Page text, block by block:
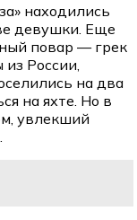
находились
девушки. Еще
повар — грек
России,
на два
на яхте. Но в
увлекший